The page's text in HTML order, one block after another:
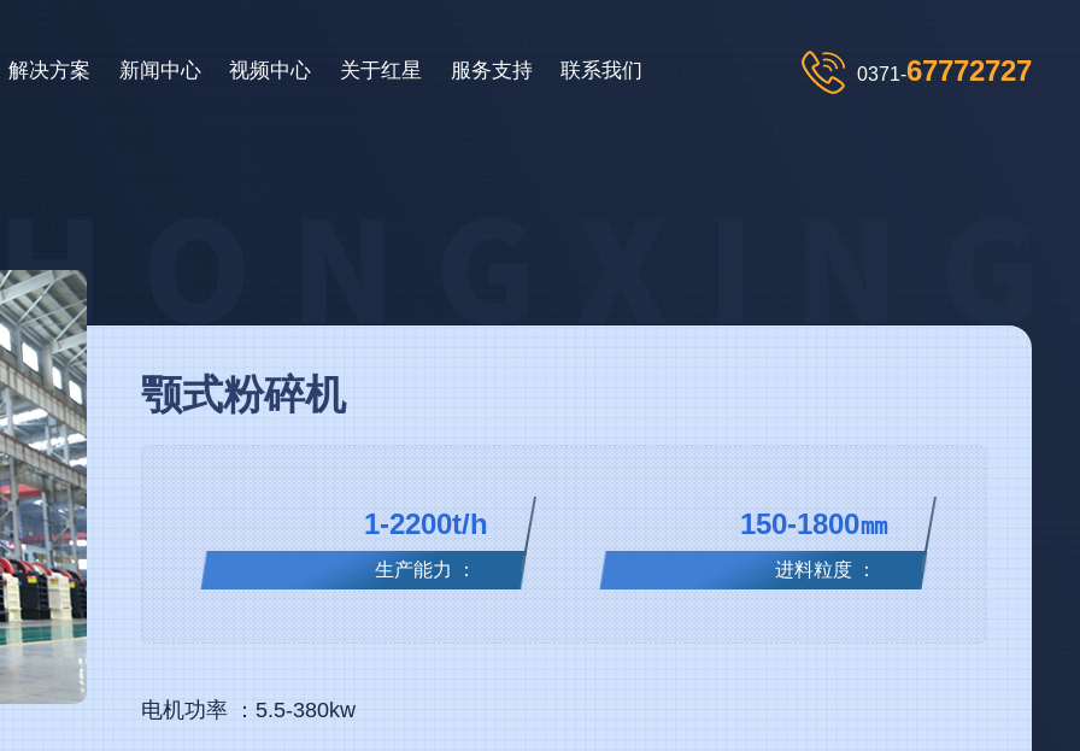
解决方案 新闻中心 视频中心 关于红星 服务支持 联系我们 0371-67772727
颚式粉碎机
1-2200t/h
生产能力 ：
150-1800㎜
进料粒度 ：
电机功率 ：5.5-380kw